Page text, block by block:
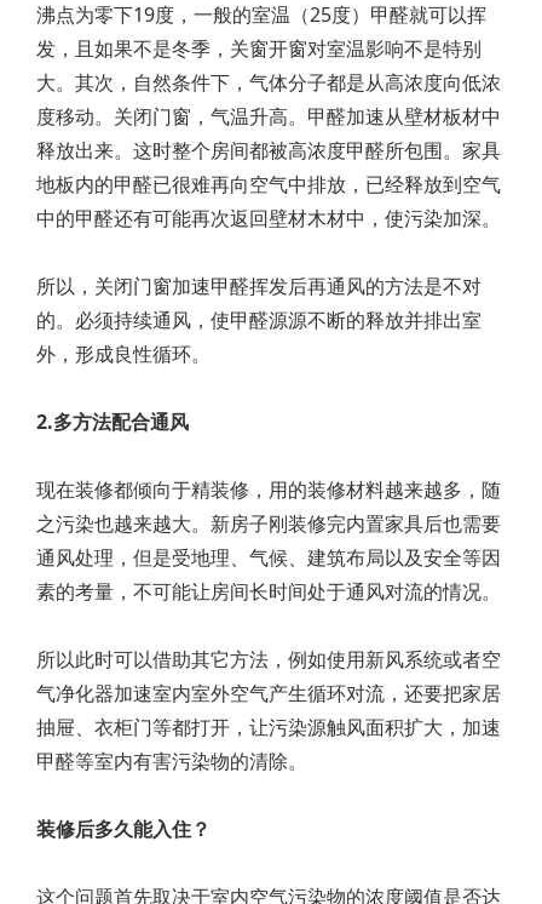
沸点为零下19度，一般的室温（25度）甲醛就可以挥
发，且如果不是冬季，关窗开窗对室温影响不是特别
大。其次，自然条件下，气体分子都是从高浓度向低浓
度移动。关闭门窗，气温升高。甲醛加速从壁材板材中
释放出来。这时整个房间都被高浓度甲醛所包围。家具
地板内的甲醛已很难再向空气中排放，已经释放到空气
中的甲醛还有可能再次返回壁材木材中，使污染加深。
所以，关闭门窗加速甲醛挥发后再通风的方法是不对
的。必须持续通风，使甲醛源源不断的释放并排出室
外，形成良性循环。
2.多方法配合通风
现在装修都倾向于精装修，用的装修材料越来越多，随
之污染也越来越大。新房子刚装修完内置家具后也需要
通风处理，但是受地理、气候、建筑布局以及安全等因
素的考量，不可能让房间长时间处于通风对流的情况。
所以此时可以借助其它方法，例如使用新风系统或者空
气净化器加速室内室外空气产生循环对流，还要把家居
抽屉、衣柜门等都打开，让污染源触风面积扩大，加速
甲醛等室内有害污染物的清除。
装修后多久能入住？
这个问题首先取决于室内空气污染物的浓度阈值是否达